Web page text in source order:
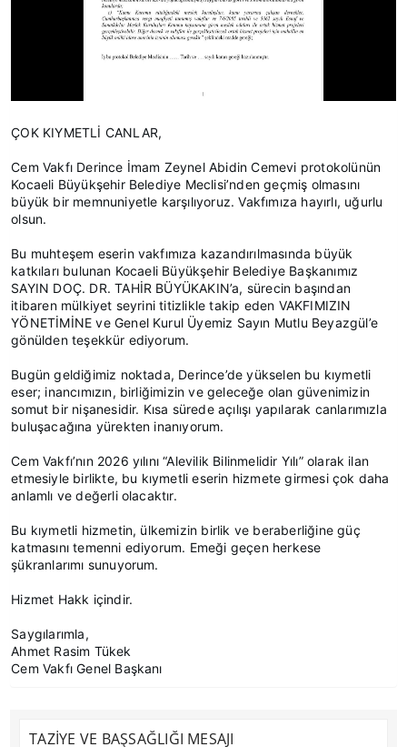
ÇOK KIYMETLİ CANLAR,
Cem Vakfı Derince İmam Zeynel Abidin Cemevi protokolünün
Kocaeli Büyükşehir Belediye Meclisi’nden geçmiş olmasını
büyük bir memnuniyetle karşılıyoruz. Vakfımıza hayırlı, uğurlu
olsun.
Bu muhteşem eserin vakfımıza kazandırılmasında büyük
katkıları bulunan Kocaeli Büyükşehir Belediye Başkanımız
SAYIN DOÇ. DR. TAHİR BÜYÜKAKIN’a, sürecin başından
itibaren mülkiyet seyrini titizlikle takip eden VAKFIMIZIN
YÖNETİMİNE ve Genel Kurul Üyemiz Sayın Mutlu Beyazgül’e
gönülden teşekkür ediyorum.
Bugün geldiğimiz noktada, Derince’de yükselen bu kıymetli
eser; inancımızın, birliğimizin ve geleceğe olan güvenimizin
somut bir nişanesidir. Kısa sürede açılışı yapılarak canlarımızla
buluşacağına yürekten inanıyorum.
Cem Vakfı’nın 2026 yılını “Alevilik Bilinmelidir Yılı” olarak ilan
etmesiyle birlikte, bu kıymetli eserin hizmete girmesi çok daha
anlamlı ve değerli olacaktır.
Bu kıymetli hizmetin, ülkemizin birlik ve beraberliğine güç
katmasını temenni ediyorum. Emeği geçen herkese
şükranlarımı sunuyorum.
Hizmet Hakk içindir.
Saygılarımla,
Ahmet Rasim Tükek
Cem Vakfı Genel Başkanı
TAZİYE VE BAŞSAĞLIĞI MESAJI